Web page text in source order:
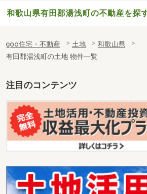
和歌山県有田郡湯浅町の不動産を探
goo住宅・不動産 土地
和歌山県
有田郡湯浅町の土地 物件一覧
注目のコンテンツ